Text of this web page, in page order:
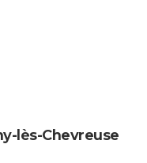
lès-Chevreuse